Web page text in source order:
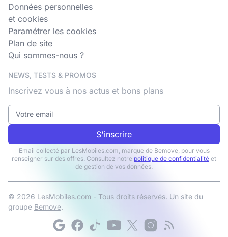
Données personnelles
et cookies
Paramétrer les cookies
Plan de site
Qui sommes-nous ?
NEWS, TESTS & PROMOS
Inscrivez vous à nos actus et bons plans
S'inscrire
Email collecté par LesMobiles.com, marque de Bemove, pour vous
renseigner sur des offres. Consultez notre politique de confidentialité et
de gestion de vos données.
© 2026 LesMobiles.com - Tous droits réservés. Un site du
groupe Bemove.